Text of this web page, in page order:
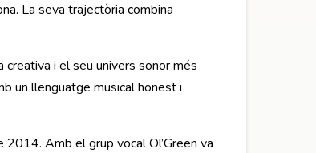
La seva trajectòria combina
i el seu univers sonor més
un llenguatge musical honest i
Amb el grup vocal Ol’Green va